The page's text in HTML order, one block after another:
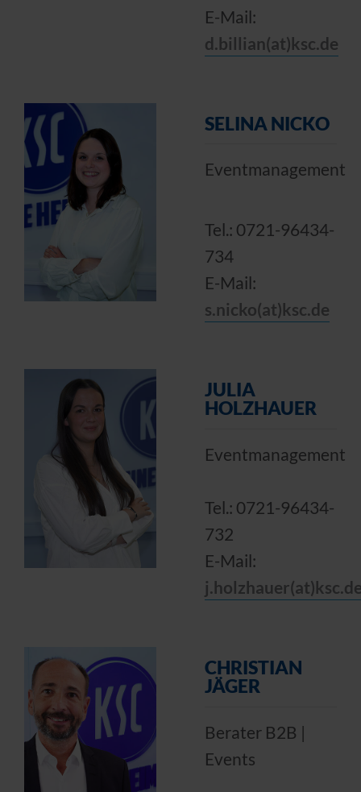
E-Mail:
d.billian(at)ksc.de
SELINA NICKO
Eventmanagement
Tel.: 0721-96434-
734
E-Mail:
s.nicko(at)ksc.de
JULIA
HOLZHAUER
Eventmanagement
Tel.: 0721-96434-
732
E-Mail:
CHRISTIAN
JÄGER
Berater B2B |
Events